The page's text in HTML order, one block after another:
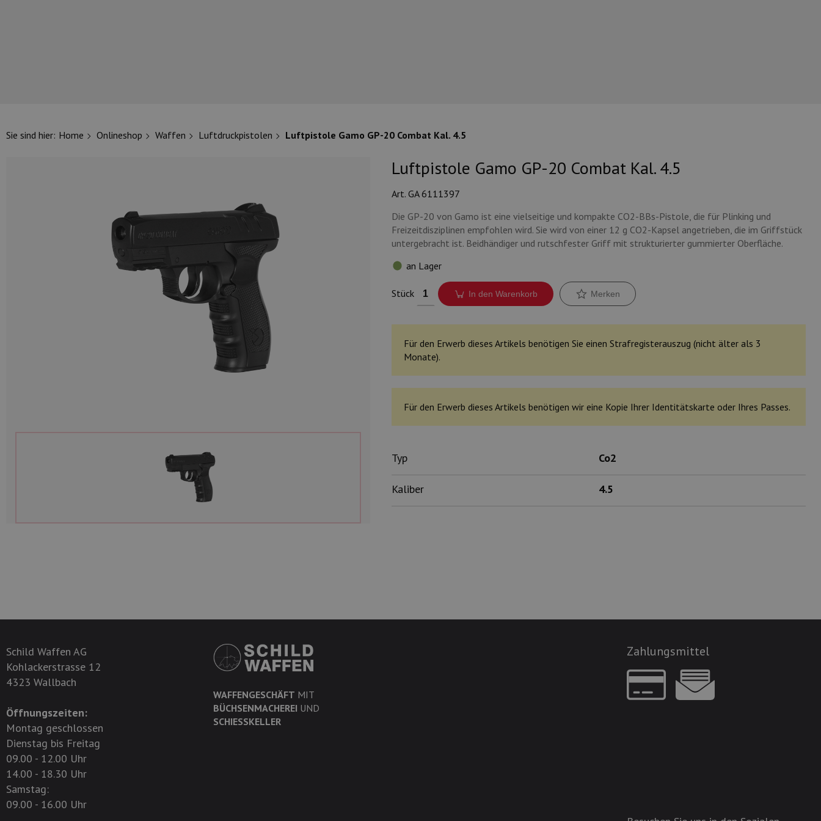
Sie sind hier: Home Onlineshop Waffen Luftdruckpistolen Luftpistole Gamo GP-20 Combat Kal. 4.5
Luftpistole Gamo GP-20 Combat Kal. 4.5
Art. GA 6111397
Die GP-20 von Gamo ist eine vielseitige und kompakte CO2-BBs-Pistole, die für Plinking und
Freizeitdisziplinen empfohlen wird. Sie wird von einer 12 g CO2-Kapsel angetrieben, die im Griffstück
untergebracht ist. Beidhändiger und rutschfester Griff mit strukturierter gummierter Oberfläche.
an Lager
Stück In den Warenkorb Merken
Für den Erwerb dieses Artikels benötigen Sie einen Strafregisterauszug (nicht älter als 3
Monate).
Für den Erwerb dieses Artikels benötigen wir eine Kopie Ihrer Identitätskarte oder Ihres Passes.
Typ Co2
Kaliber 4.5
Schild Waffen AG
Kohlackerstrasse 12
4323 Wallbach
Öffnungszeiten:
Montag geschlossen
Dienstag bis Freitag
09.00 - 12.00 Uhr
14.00 - 18.30 Uhr
Samstag:
09.00 - 16.00 Uhr
WAFFENGESCHÄFT MIT
BÜCHSENMACHEREI UND
SCHIESSKELLER
Zahlungsmittel